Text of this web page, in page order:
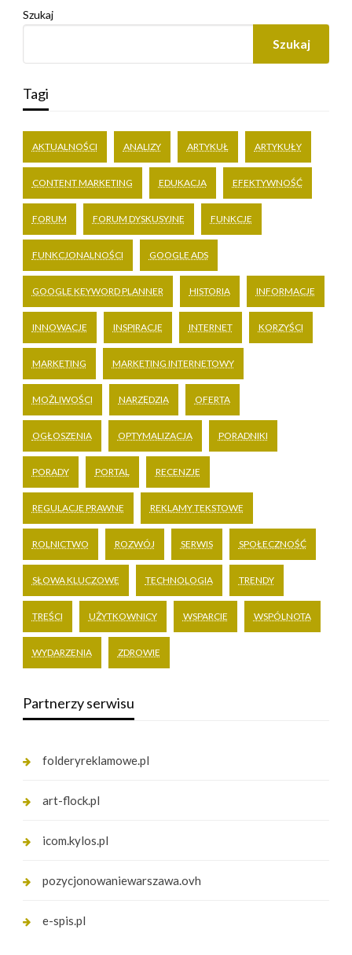
Szukaj
Szukaj
Tagi
AKTUALNOŚCI ANALIZY ARTYKUŁ ARTYKUŁY
CONTENT MARKETING EDUKACJA EFEKTYWNOŚĆ
FORUM FORUM DYSKUSYJNE FUNKCJE
FUNKCJONALNOŚCI GOOGLE ADS
GOOGLE KEYWORD PLANNER HISTORIA INFORMACJE
INNOWACJE INSPIRACJE INTERNET KORZYŚCI
MARKETING MARKETING INTERNETOWY
MOŻLIWOŚCI NARZĘDZIA OFERTA
OGŁOSZENIA OPTYMALIZACJA PORADNIKI
PORADY PORTAL RECENZJE
REGULACJE PRAWNE REKLAMY TEKSTOWE
ROLNICTWO ROZWÓJ SERWIS SPOŁECZNOŚĆ
SŁOWA KLUCZOWE TECHNOLOGIA TRENDY
TREŚCI UŻYTKOWNICY WSPARCIE WSPÓLNOTA
WYDARZENIA ZDROWIE
Partnerzy serwisu
folderyreklamowe.pl
art-flock.pl
icom.kylos.pl
pozycjonowaniewarszawa.ovh
e-spis.pl